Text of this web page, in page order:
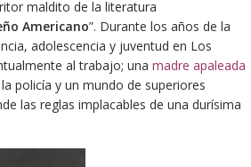
maldito de la literatura
Americano”. Durante los años de la
adolescencia y juventud en Los
al trabajo; una madre apaleada
policía y un mundo de superiores
las reglas implacables de una durísima